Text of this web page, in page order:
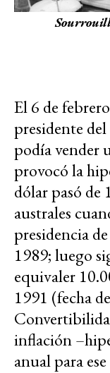
El 6 de
presidente
podía vender
provocó la
dólar pasó de
australes
presidencia
1989; luego
equivaler
1991 (fecha
inflación
anual para